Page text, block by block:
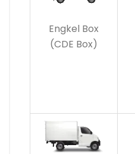
Engkel Box
(CDE Box)